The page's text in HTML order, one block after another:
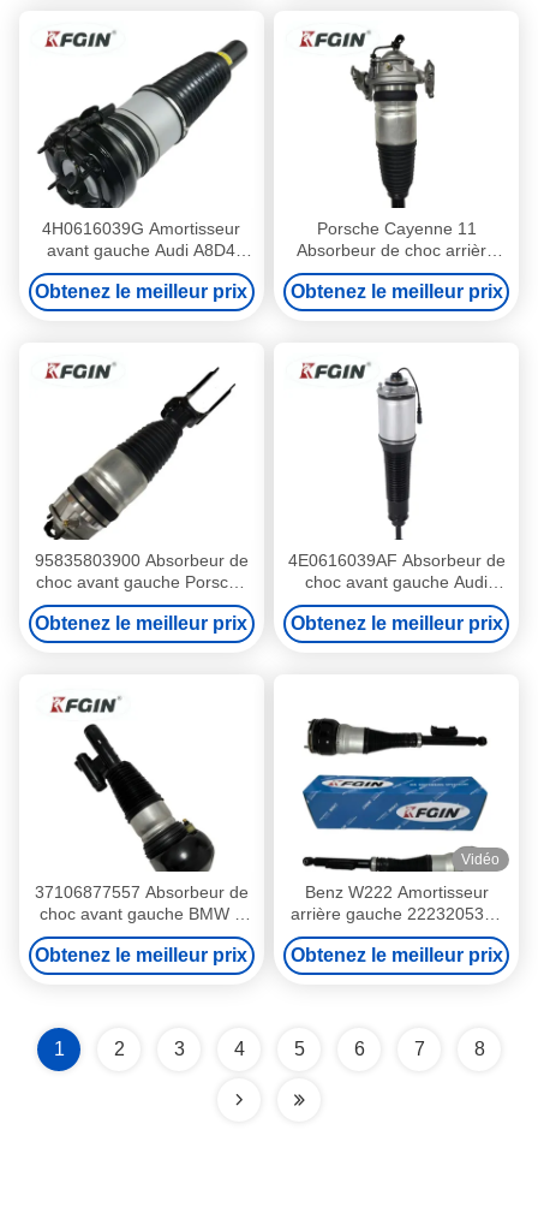
4H0616039G Amortisseur
avant gauche Audi A8D4
Amortisseur automatique
polyvalent
Obtenez le meilleur prix
Porsche Cayenne 11
Absorbeur de choc arrière
gauche 95835801950 Facile
à installer
Obtenez le meilleur prix
95835803900 Absorbeur de
choc avant gauche Porsche
Cayenne 17 pour suspension
pneumatique
Obtenez le meilleur prix
4E0616039AF Absorbeur de
choc avant gauche Audi
A8D3 Aluminium en
caoutchouc et acier
Obtenez le meilleur prix
37106877557 Absorbeur de
choc avant gauche BMW 7
Pièces de suspension
automobile haute précision
Obtenez le meilleur prix
Vidéo
Benz W222 Amortisseur
arrière gauche 2223205313
Amortisseur de suspension
de voiture
Obtenez le meilleur prix
1 2 3 4 5 6 7 8